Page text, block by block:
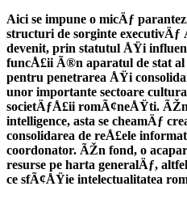
Aici se impune o micÄƒ
structuri de sorginte
devenit, prin statutul ÅŸi
funcÅ£ii Ã®n aparatul de stat
pentru penetrarea ÅŸi
unor importante sectoare
societÄƒÅ£ii romÃ¢neÅŸti.
intelligence, asta se cheamÄƒ
consolidarea de reÅ£ele
coordonator. ÃŽn fond, o
resurse pe harta generalÄƒ,
ce sfÃ¢ÅŸie intelectualitatea